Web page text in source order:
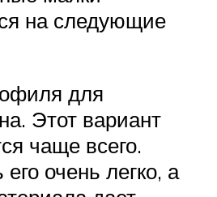
на следующие
для
Этот вариант
чаще всего.
очень легко, а